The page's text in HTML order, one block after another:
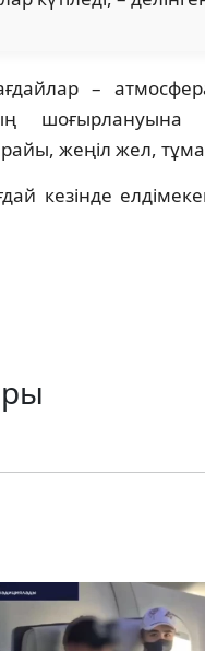
–
шоғырлануына
жеңіл жел,
кезінде